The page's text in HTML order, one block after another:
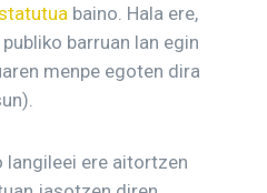
baino. Hala ere,
barruan lan egin
menpe egoten dira
langileei ere aitortzen